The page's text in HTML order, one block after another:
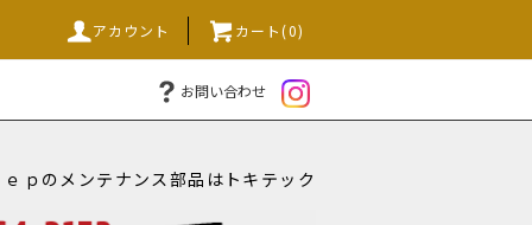
アカウント カート(0)
お問い合わせ
ｅｐのメンテナンス部品はトキテック